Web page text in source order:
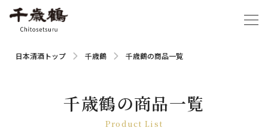
日本清酒トップ 千歳鶴 千歳鶴の商品一覧
千歳鶴の商品一覧
Product List